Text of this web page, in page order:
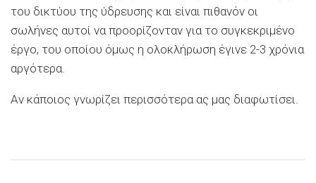
του δικτύου της ύδρευσης και είναι πιθανόν οι
σωλήνες αυτοί να προορίζονταν για το συγκεκριμένο
έργο, του οποίου όμως η ολοκλήρωση έγινε 2-3 χρόνια
αργότερα.
Αν κάποιος γνωρίζει περισσότερα ας μας διαφωτίσει.